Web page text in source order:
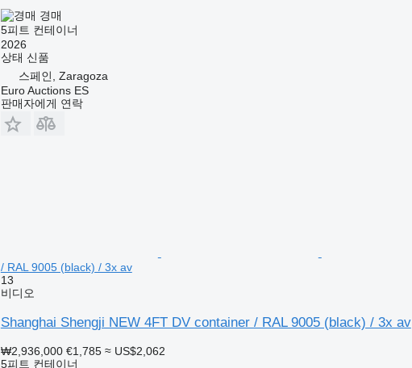
경매
5피트 컨테이너
2026
상태 신품
스페인, Zaragoza
Euro Auctions ES
판매자에게 연락
/ RAL 9005 (black) / 3x av
13
비디오
Shanghai Shengji NEW 4FT DV container / RAL 9005 (black) / 3x av
₩2,936,000 €1,785 ≈ US$2,062
5피트 컨테이너